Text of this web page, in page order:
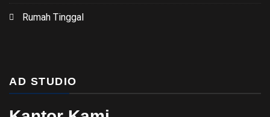
Rumah Tinggal
AD STUDIO